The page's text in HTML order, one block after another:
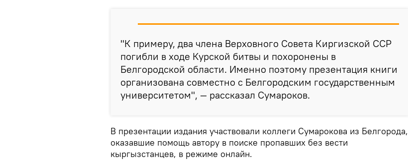
"К примеру, два члена Верховного Совета Киргизской ССР
погибли в ходе Курской битвы и похоронены в
Белгородской области. Именно поэтому презентация книги
организована совместно с Белгородским государственным
университетом", — рассказал Сумароков.
В презентации издания участвовали коллеги Сумарокова из Белгорода,
оказавшие помощь автору в поиске пропавших без вести
кыргызстанцев, в режиме онлайн.